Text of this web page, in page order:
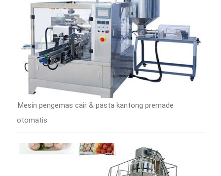
Mesin pengemas cair & pasta kantong premade
otomatis